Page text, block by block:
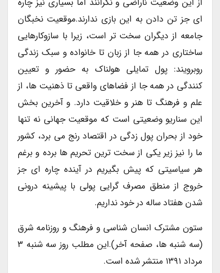
ای جز تن دادن به این بازی ندارند.موقعیت نخبگان
جامعه از دیگران سخت تر است، زیرا با سازوکارهایی
ساختاری در همه جا از زبان تا خانواده و سبک زندگی
روبرویند: پول تمایلی هولناک به حضور و تعیین
کنندگی در همه جا از فضاهای واقعی تا ذهنیت ها، از
علم و فرهنگ تا هنر و خلاقیت دارد. و آخرین بخش
این سناریو وضعیتی است که موقعیت جهانی نه تنها
خود از بحران پول زدگی در اقتصاد رنج می برد، کشور
ما را نیز زیر یکی از سخت ترین تحریم ها برده و برغم
هر سیاسیتی که پیش بگیریم در آینده چاره ای جز
خروج از منطق مصرف گرایی پولی با پیشینه درونی
شدن هفتاد ساله در خود نداریم.
ستون مشترک انسان شناسی و فرهنگ و روزنامه شرق
(سه شنبه ها، صفحه آخر).این مطلب روز سه شنبه ۳
مرداد ۱۳۹۱ منتشر شده است.